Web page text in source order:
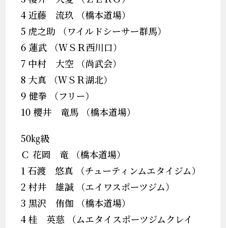
4 近藤 流玖 （橋本道場）
5 虎之助 （ワイルドシーサー群馬）
6 蓮武 （ＷＳＲ西川口）
7 中村 大空 （尚武会）
8 大真 （ＷＳＲ湖北）
9 健拳 （フリー）
10 櫻井 竜馬 （橋本道場）
50㎏級
Ｃ 花岡 竜 （橋本道場）
1 石渡 悠真 （チューティンムエタイジム）
2 村井 雄誠 （エイワスポーツジム）
3 黒沢 侑伽 （橋本道場）
4 桂 英慈 （ムエタイスポーツジムクレイ